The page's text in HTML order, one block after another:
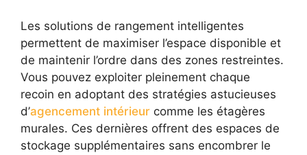
Les solutions de rangement intelligentes
permettent de maximiser l’espace disponible et
de maintenir l’ordre dans des zones restreintes.
Vous pouvez exploiter pleinement chaque
recoin en adoptant des stratégies astucieuses
d’agencement intérieur comme les étagères
murales. Ces dernières offrent des espaces de
stockage supplémentaires sans encombrer le